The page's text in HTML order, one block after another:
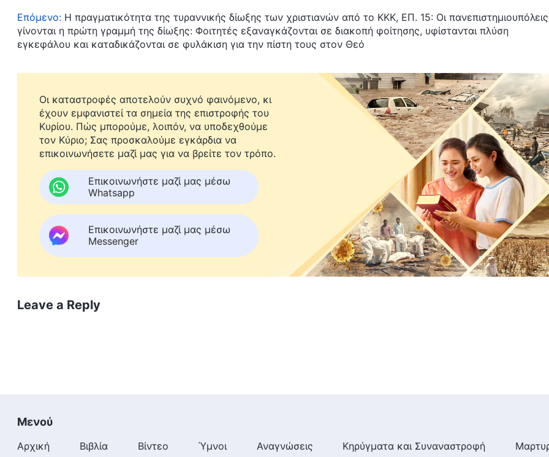
Επόμενο: Η πραγματικότητα της τυραννικής δίωξης των χριστιανών από το ΚΚΚ, ΕΠ. 15: Οι πανεπιστημιουπόλεις
γίνονται η πρώτη γραμμή της δίωξης: Φοιτητές εξαναγκάζονται σε διακοπή φοίτησης, υφίστανται πλύση
εγκεφάλου και καταδικάζονται σε φυλάκιση για την πίστη τους στον Θεό
Οι καταστροφές αποτελούν συχνό φαινόμενο, κι
έχουν εμφανιστεί τα σημεία της επιστροφής του
Κυρίου. Πώς μπορούμε, λοιπόν, να υποδεχθούμε
τον Κύριο; Σας προσκαλούμε εγκάρδια να
επικοινωνήσετε μαζί μας για να βρείτε τον τρόπο.
Επικοινωνήστε μαζί μας μέσω
Whatsapp
Επικοινωνήστε μαζί μας μέσω
Messenger
Leave a Reply
Μενού
Αρχική Βιβλία Βίντεο Ύμνοι Αναγνώσεις Κηρύγματα και Συναναστροφή